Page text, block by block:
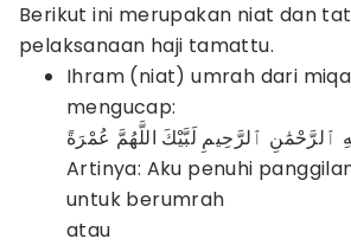
Berikut ini merupakan niat dan
pelaksanaan haji tamattu.
Ihram (niat) umrah dari
mengucap:
Artinya: Aku penuhi
untuk berumrah
atau